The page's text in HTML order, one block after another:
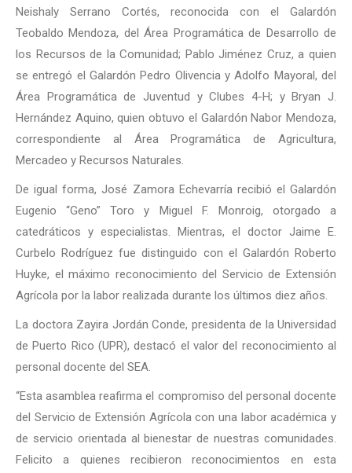
Neishaly Serrano Cortés, reconocida con el Galardón
Teobaldo Mendoza, del Área Programática de Desarrollo de
los Recursos de la Comunidad; Pablo Jiménez Cruz, a quien
se entregó el Galardón Pedro Olivencia y Adolfo Mayoral, del
Área Programática de Juventud y Clubes 4-H; y Bryan J.
Hernández Aquino, quien obtuvo el Galardón Nabor Mendoza,
correspondiente al Área Programática de Agricultura,
Mercadeo y Recursos Naturales.
De igual forma, José Zamora Echevarría recibió el Galardón
Eugenio “Geno” Toro y Miguel F. Monroig, otorgado a
catedráticos y especialistas. Mientras, el doctor Jaime E.
Curbelo Rodríguez fue distinguido con el Galardón Roberto
Huyke, el máximo reconocimiento del Servicio de Extensión
Agrícola por la labor realizada durante los últimos diez años.
La doctora Zayira Jordán Conde, presidenta de la Universidad
de Puerto Rico (UPR), destacó el valor del reconocimiento al
personal docente del SEA.
“Esta asamblea reafirma el compromiso del personal docente
del Servicio de Extensión Agrícola con una labor académica y
de servicio orientada al bienestar de nuestras comunidades.
Felicito a quienes recibieron reconocimientos en esta